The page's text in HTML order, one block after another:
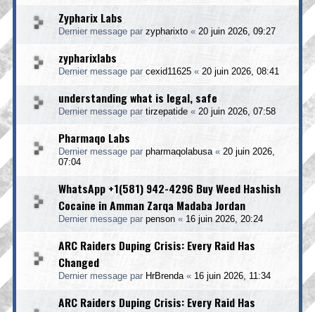
Zypharix Labs
Dernier message par zypharixto « 20 juin 2026, 09:27
zypharixlabs
Dernier message par cexid11625 « 20 juin 2026, 08:41
understanding what is legal, safe
Dernier message par tirzepatide « 20 juin 2026, 07:58
Pharmaqo Labs
Dernier message par pharmaqolabusa« 20 juin 2026,
07:04
WhatsApp +1(581) 942-4296 Buy Weed Hashish
Cocaine in Amman Zarqa Madaba Jordan
Dernier message par penson « 16 juin 2026, 20:24
ARC Raiders Duping Crisis: Every Raid Has
Changed
Dernier message par HrBrenda« 16 juin 2026, 11:34
ARC Raiders Duping Crisis: Every Raid Has